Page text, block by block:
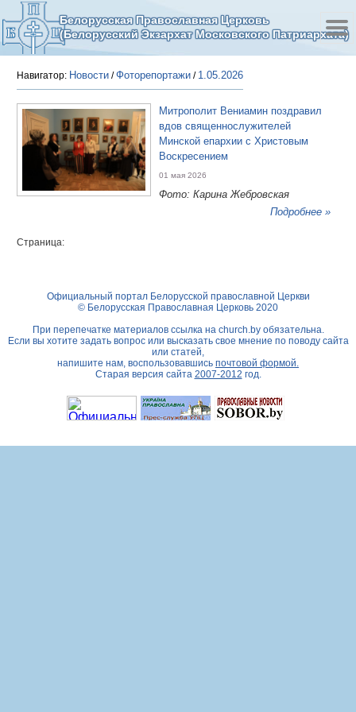
Белорусская Православная Церковь
(Белорусский Экзархат Московского Патриархата)
Навигатор: Новости /Фоторепортажи / 1.05.2026
Митрополит Вениамин поздравил
вдов священнослужителей
Минской епархии с Христовым
Воскресением
01 мая 2026
Фото: Карина Жебровская
Подробнее »
Страница:
Официальный портал Белорусской православной Церкви
© Белорусская Православная Церковь 2020
При перепечатке материалов ссылка на church.byобязательна.
Если вы хотите задать вопрос или высказать свое мнение по поводу сайта
или статей,
напишите нам, воспользовавшись почтовой формой.
Старая версия сайта 2007-2012 год.